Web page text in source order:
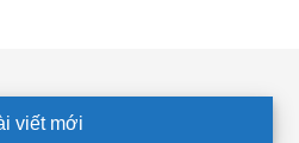
viết mới